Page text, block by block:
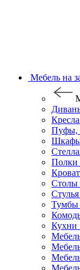
Мебель на
Кресла
Пуфы,
Шкафы
Полки
Столы
Стулья
Тумбы
Кухни